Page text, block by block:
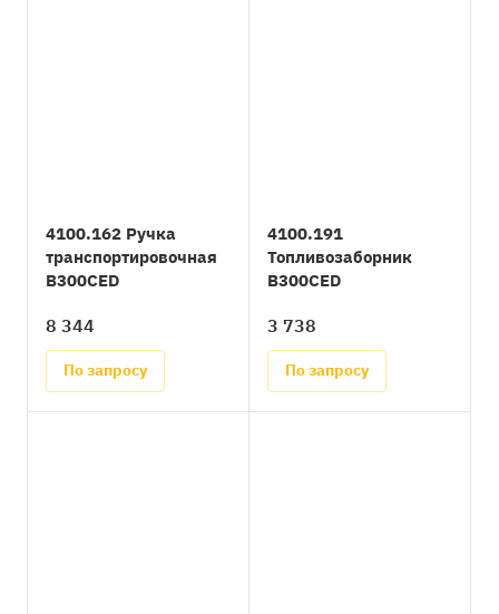
4100.162 Ручка
транспортировочная
B300CED
8 344
По запросу
4100.191
Топливозаборник
B300CED
3 738
По запросу